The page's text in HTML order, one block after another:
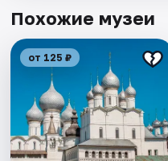
Похожие музеи
от 125 ₽